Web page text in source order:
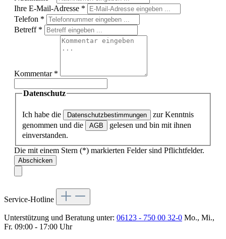
Ihre E-Mail-Adresse *
Telefon *
Betreff *
Kommentar *
Datenschutz
Ich habe die Datenschutzbestimmungen
zur Kenntnis
genommen und die
AGB
gelesen und bin mit ihnen
einverstanden.
Die mit einem Stern (*) markierten Felder sind Pflichtfelder.
Abschicken
Service-Hotline
Unterstützung und Beratung unter: 06123 - 750 00 32-0 Mo., Mi.,
Fr. 09:00 - 17:00 Uhr